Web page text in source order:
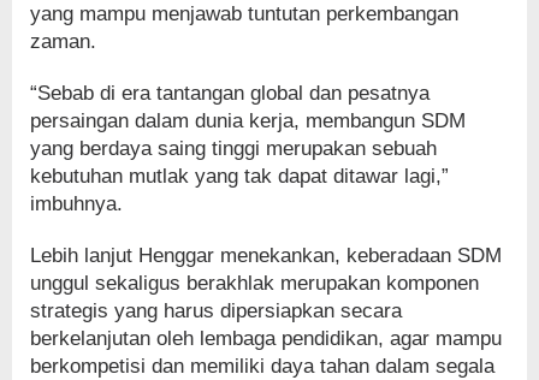
yang mampu menjawab tuntutan perkembangan
zaman.
“Sebab di era tantangan global dan pesatnya
persaingan dalam dunia kerja, membangun SDM
yang berdaya saing tinggi merupakan sebuah
kebutuhan mutlak yang tak dapat ditawar lagi,”
imbuhnya.
Lebih lanjut Henggar menekankan, keberadaan SDM
unggul sekaligus berakhlak merupakan komponen
strategis yang harus dipersiapkan secara
berkelanjutan oleh lembaga pendidikan, agar mampu
berkompetisi dan memiliki daya tahan dalam segala